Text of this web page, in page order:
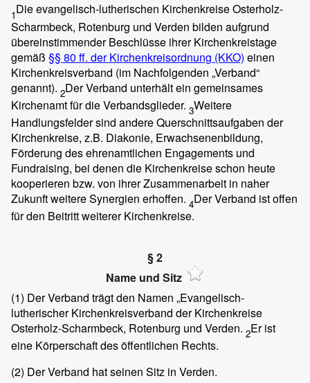
1Die evangelisch-lutherischen Kirchenkreise Osterholz-
Scharmbeck, Rotenburg und Verden bilden aufgrund
übereinstimmender Beschlüsse ihrer Kirchenkreistage
gemäß §§ 80 ff. der Kirchenkreisordnung (KKO) einen
Kirchenkreisverband (im Nachfolgenden „Verband“
genannt). 2Der Verband unterhält ein gemeinsames
Kirchenamt für die Verbandsglieder. 3Weitere
Handlungsfelder sind andere Querschnittsaufgaben der
Kirchenkreise, z.B. Diakonie, Erwachsenenbildung,
Förderung des ehrenamtlichen Engagements und
Fundraising, bei denen die Kirchenkreise schon heute
kooperieren bzw. von ihrer Zusammenarbeit in naher
Zukunft weitere Synergien erhoffen. 4Der Verband ist offen
für den Beitritt weiterer Kirchenkreise.
§ 2
Name und Sitz
(1) Der Verband trägt den Namen „Evangelisch-
lutherischer Kirchenkreisverband der Kirchenkreise
Osterholz-Scharmbeck, Rotenburg und Verden. 2Er ist
eine Körperschaft des öffentlichen Rechts.
(2) Der Verband hat seinen Sitz in Verden.